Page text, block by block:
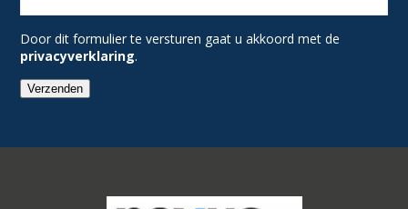
Door dit formulier te versturen gaat u akkoord met de
privacyverklaring.
Verzenden